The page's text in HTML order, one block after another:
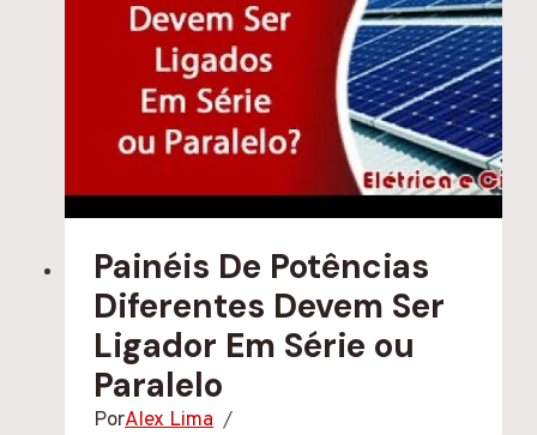
Painéis De Potências
Diferentes Devem Ser
Ligador Em Série ou
Paralelo
PorAlex Lima